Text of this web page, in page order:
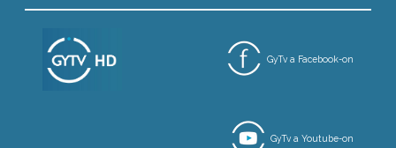
GyTv a Facebook-on
GyTv a Youtube-on